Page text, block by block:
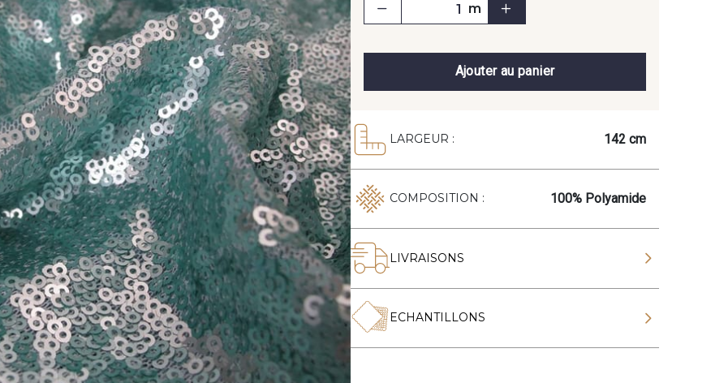
m
Ajouter au panier
LARGEUR : 142 cm
COMPOSITION : 100% Polyamide
LIVRAISONS
ECHANTILLONS